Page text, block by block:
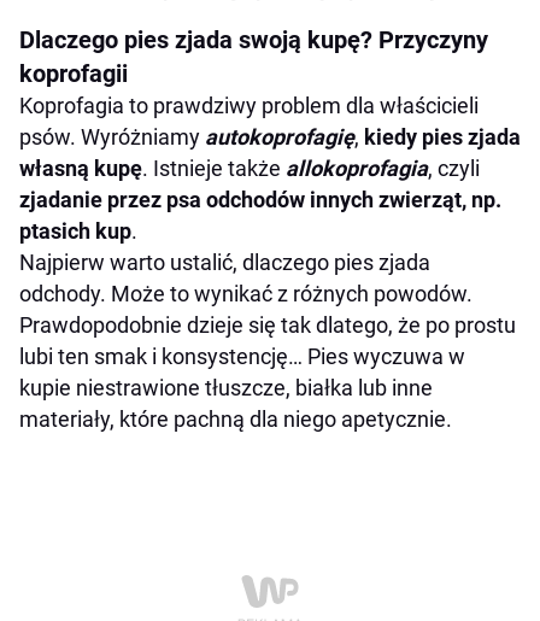
Dlaczego pies zjada swoją kupę? Przyczyny
koprofagii
Koprofagia to prawdziwy problem dla właścicieli
psów. Wyróżniamy autokoprofagię, kiedy pies zjada
własną kupę. Istnieje także allokoprofagia, czyli
zjadanie przez psa odchodów innych zwierząt, np.
ptasich kup.
Najpierw warto ustalić, dlaczego pies zjada
odchody. Może to wynikać z różnych powodów.
Prawdopodobnie dzieje się tak dlatego, że po prostu
lubi ten smak i konsystencję… Pies wyczuwa w
kupie niestrawione tłuszcze, białka lub inne
materiały, które pachną dla niego apetycznie.